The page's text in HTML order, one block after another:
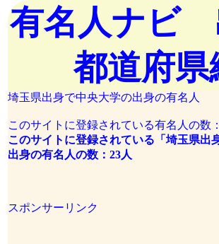
有名人ナビ
都道府県
埼玉県出身で中央大学の出身の有名人
このサイトに登録されている有名人の数
このサイトに登録されている「埼玉県出
出身の有名人の数：23人
スポンサーリンク